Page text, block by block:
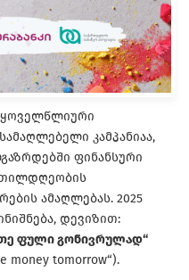
კამპანიაა,
ფინანსური
ამაღლებას. 2025
დევიზით:
ფული გონივრულად“
money tomorrow“).